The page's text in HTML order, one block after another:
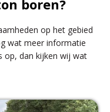
boren?
op het gebied
wat meer informatie
op, dan kijken wij wat